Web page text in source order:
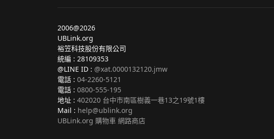
2006@2026
UBLink.org
裕笠科技股份有限公司
統編 : 28109353
@LINE ID : @xat.0000132120.jmw
電話 : 04-2260-5121
電話 : 0800-555-195
地址 : 402020 台中市南區樹義一巷13之19號1樓
Mail : help@ublink.org
UBLink.org 購物車 網路商店